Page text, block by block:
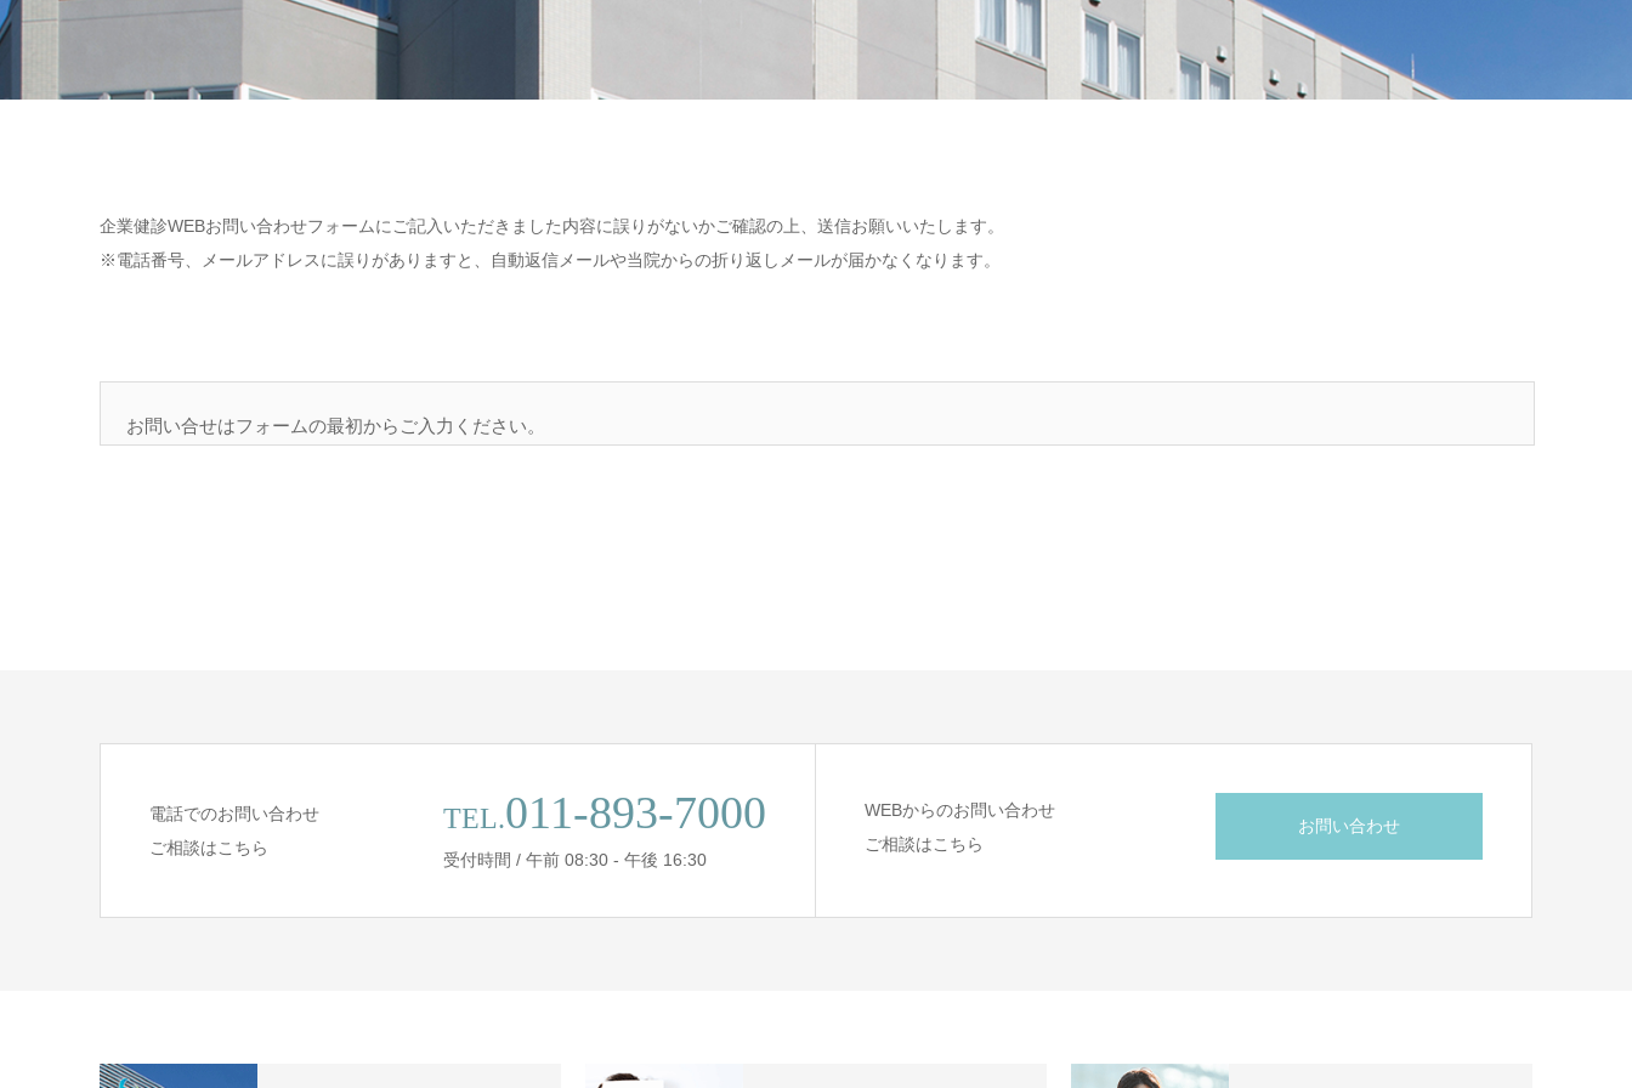
企業健診WEBお問い合わせフォームにご記入いただきました内容に誤りがないかご確認の上、送信お願いいたします。
※電話番号、メールアドレスに誤りがありますと、自動返信メールや当院からの折り返しメールが届かなくなります。
お問い合せはフォームの最初からご入力ください。
電話でのお問い合わせ
ご相談はこちら
TEL.011-893-7000
受付時間 / 午前 08:30 - 午後 16:30
WEBからのお問い合わせ
ご相談はこちら
お問い合わせ